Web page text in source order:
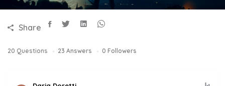
Share
0 Followers
23 Answers
20 Questions